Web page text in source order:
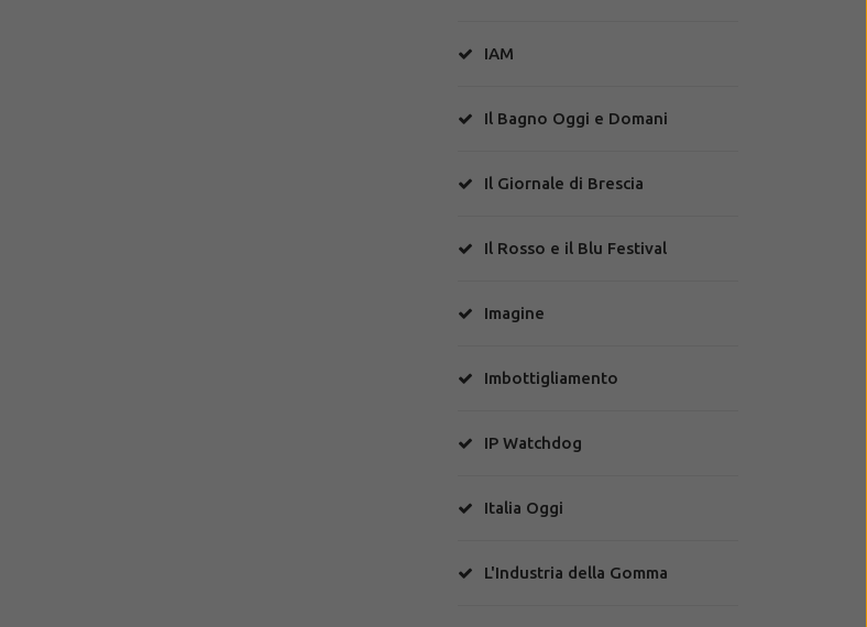
IAM
Il Bagno Oggi e Domani
Il Giornale di Brescia
Il Rosso e il Blu Festival
Imagine
Imbottigliamento
IP Watchdog
Italia Oggi
L'Industria della Gomma